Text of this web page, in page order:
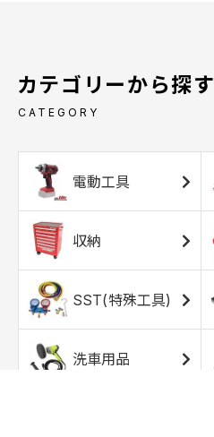
カテゴリーから探す
CATEGORY
電動工具
収納
SST(特殊工具)
洗車用品